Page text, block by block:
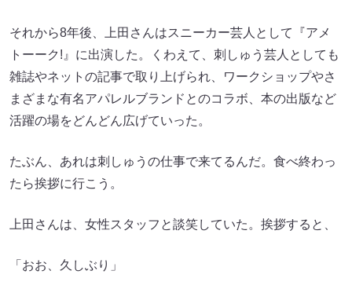
それから8年後、上田さんはスニーカー芸人として『アメ
トーーク!』に出演した。くわえて、刺しゅう芸人としても
雑誌やネットの記事で取り上げられ、ワークショップやさ
まざまな有名アパレルブランドとのコラボ、本の出版など
活躍の場をどんどん広げていった。
たぶん、あれは刺しゅうの仕事で来てるんだ。食べ終わっ
たら挨拶に行こう。
上田さんは、女性スタッフと談笑していた。挨拶すると、
「おお、久しぶり」